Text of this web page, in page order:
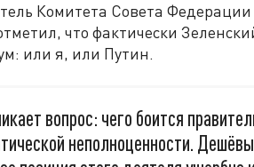
Комитета Совета
что фактически
или я, или Путин.
вопрос: чего боится
неполноценности.